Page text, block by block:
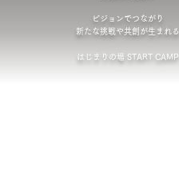
ビジョンでつながり
新たな挑戦や共創が生まれる
はじまりの場 START CAMP